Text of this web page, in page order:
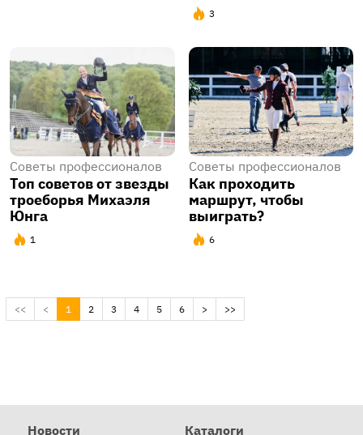
3
Советы профессионалов
Топ советов от звезды
троеборья Михаэля
Юнга
1
Советы профессионалов
Как проходить
маршрут, чтобы
выиграть?
6
<< < 1 (current)
2 3 4 5 6 > >>
Новости
Каталоги